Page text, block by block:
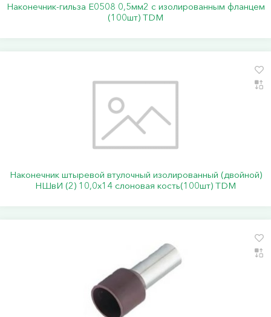
Наконечник-гильза Е0508 0,5мм2 с изолированным фланцем
(100шт) TDM
Наконечник штыревой втулочный изолированный (двойной)
НШвИ (2) 10,0х14 слоновая кость(100шт) TDM